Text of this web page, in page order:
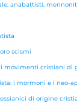
anabattisti,
scismi
i movimenti cristiani di
i mormoni e i neo-
di origine